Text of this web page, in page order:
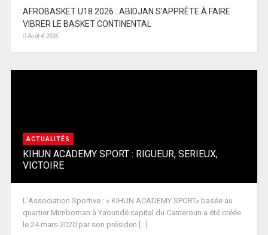
AFROBASKET U18 2026 : ABIDJAN S’APPRÊTE À FAIRE
VIBRER LE BASKET CONTINENTAL
Août 4, 2026
ACTUALITÉS
KIHUN ACADEMY SPORT : RIGUEUR, SERIEUX,
VICTOIRE
L’Association Sportive : « KIHUN ACADEMY SPORT» basée au
quartier Mimboman à Yaoundé capital du Cameroun a été créée
le 24 mars 2020 par son présiden [...]